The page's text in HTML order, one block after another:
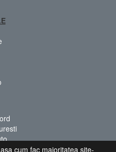
cum fac majoritatea site-